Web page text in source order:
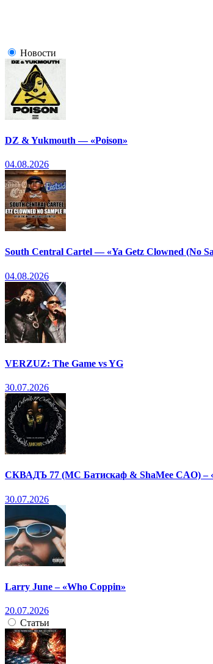
Новости
DZ & Yukmouth — «Poison»
04.08.2026
South Central Cartel — «Ya Getz Clowned (No
04.08.2026
VERZUZ: The Game vs YG
30.07.2026
СКВАДЪ 77 (МС Батискаф & ShaMee CAO) –
30.07.2026
Larry June – «Who Coppin»
20.07.2026
Статьи